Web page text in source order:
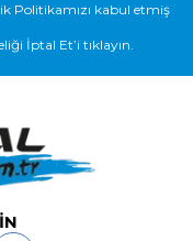
Politikamızı kabul etmiş
İptal Et’i tıklayın.